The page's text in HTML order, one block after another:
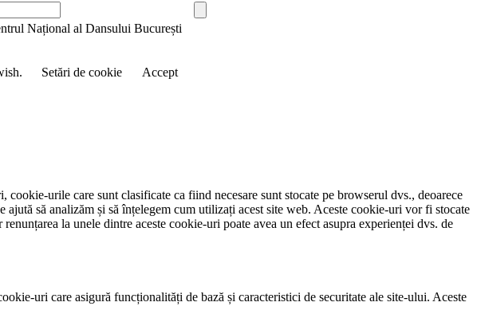
Național al Dansului București
Setări de cookie Accept
urile care sunt clasificate ca fiind necesare sunt stocate pe browserul dvs., deoarece
să analizăm și să înțelegem cum utilizați acest site web. Aceste cookie-uri vor fi stocate
la unele dintre aceste cookie-uri poate avea un efect asupra experienței dvs. de
uri care asigură funcționalități de bază și caracteristici de securitate ale site-ului. Aceste